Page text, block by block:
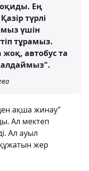
Ең
түрлі
үшін
тұрамыз.
автобус та
ақша жинау"
Ал мектеп
Ал ауыл
жер